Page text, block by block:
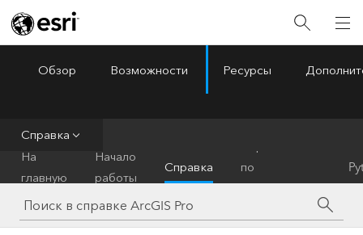
ArcGIS Pro
Обзор Возможности Ресурсы
Справка
На
главную
Начало
работы
Справка
по
инструментам